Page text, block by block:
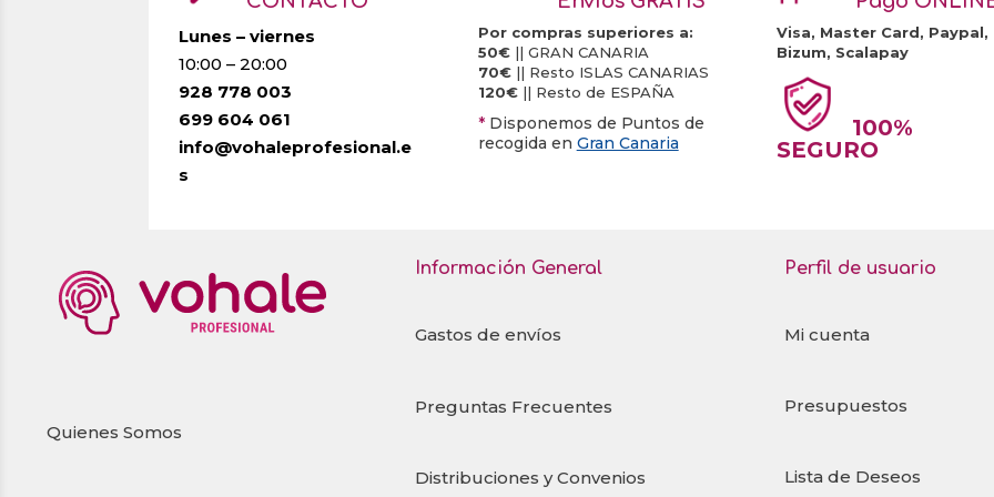
Lunes – viernes
10:00 – 20:00
928 778 003
699 604 061
info@vohaleprofesional.e
s
Por compras superiores a:
50€|| GRAN CANARIA
70€|| Resto ISLAS CANARIAS
120€|| Resto de ESPAÑA
* Disponemos de Puntos de
recogida en Gran Canaria
Visa, Master Card, Paypal,
Bizum, Scalapay
100%
SEGURO
Quienes Somos
Información General
Gastos de envíos
Preguntas Frecuentes
Distribuciones y Convenios
Perfil de usuario
Mi cuenta
Presupuestos
Lista de Deseos